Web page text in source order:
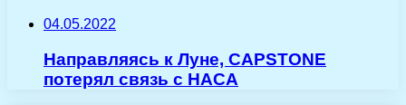
04.05.2022
Направляясь к Луне, CAPSTONE
потерял связь с НАСА